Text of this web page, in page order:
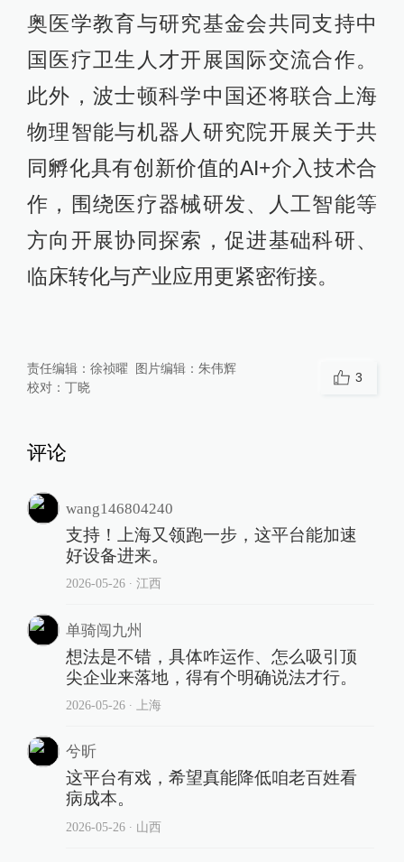
奥医学教育与研究基金会共同支持中
国医疗卫生人才开展国际交流合作。
此外，波士顿科学中国还将联合上海
物理智能与机器人研究院开展关于共
同孵化具有创新价值的AI+介入技术合
作，围绕医疗器械研发、人工智能等
方向开展协同探索，促进基础科研、
临床转化与产业应用更紧密衔接。
责任编辑： 徐祯曜 图片编辑： 朱伟辉
校对： 丁晓
3
评论
wang146804240
支持！上海又领跑一步，这平台能加速
好设备进来。
2026-05-26∙ 江西
单骑闯九州
想法是不错，具体咋运作、怎么吸引顶
尖企业来落地，得有个明确说法才行。
2026-05-26∙ 上海
兮昕
这平台有戏，希望真能降低咱老百姓看
病成本。
2026-05-26∙ 山西